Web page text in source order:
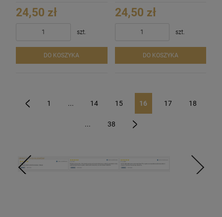
24,50 zł
szt.
DO KOSZYKA
24,50 zł
szt.
DO KOSZYKA
1 ... 14 15 16 17 18
... 38